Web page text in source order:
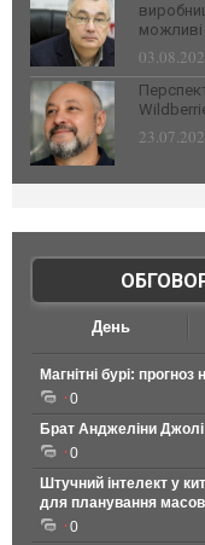
можливі
День
Магнітні бурі: прогноз
0
Брат Анджеліни Джолі
0
Штучний інтелект у
для планування
0